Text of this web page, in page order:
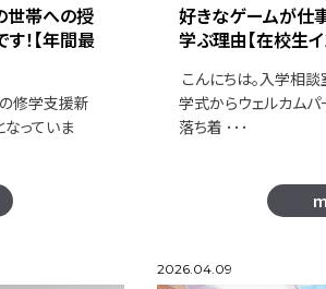
世帯への授
！【年間最
修学支援新
っていま
好きなゲームが仕
学ぶ理由【在校生イ
こんにちは。入学相談
学式からウェルカム
落ち着 ･･･
2026.04.09